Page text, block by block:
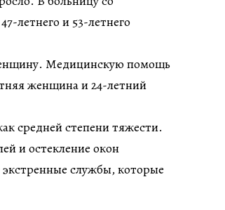
летнего и 53-летнего
Медицинскую помощь
женщина и 24-летний
средней степени тяжести.
и остекление окон
службы, которые